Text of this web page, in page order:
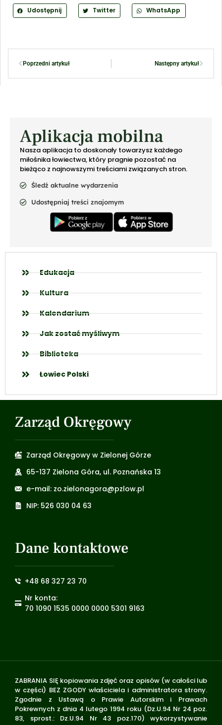
Udostępnij Twitter WhatsApp
Poprzedni artykuł Następny artykuł
Aplikacja mobilna
Nasza aplikacja to doskonały towarzysz każdego
miłośnika łowiectwa, który pragnie pozostać na
bieżąco z najnowszymi treściami związanych stron.
Śledź aktualne wydarzenia
Udostępniaj treści znajomym
Edukacja
Kultura
Kalendarium
Jak zostać myśliwym
Biblioteka
Łowiec Polski
Zarząd Okręgowy
Zarząd Okręgowy w Zielonej Górze
65-137 Zielona Góra, ul. Poznańska 13
e-mail: zo.zielonagora@pzlow.pl
NIP: 526 030 04 63
Dane kontaktowe
+48 68 327 23 70
Nr konta:
70 1090 1535 0000 0000 5301 9163
ZABRANIA SIĘ kopiowania zdjęć oraz opisów (w całości lub
w części) BEZ ZGODY właściciela i administratora strony.
Zgodnie z Ustawą o Prawie Autorskim i Prawach
Pokrewnych z dnia 4 lutego 1994 roku (Dz.U.94 Nr 24 poz.
83, sprost.: Dz.U.94 Nr 43 poz.170) wykorzystywanie